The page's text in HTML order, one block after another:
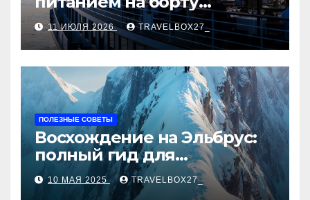
теплохода
11 ИЮЛЯ 2026 TRAVELBOX27_
ПОЛЕЗНЫЕ СОВЕТЫ
Восхождение на Эльбрус:
полный гид для
покорителя высочайшей
вершины Европы
10 МАЯ 2025 TRAVELBOX27_